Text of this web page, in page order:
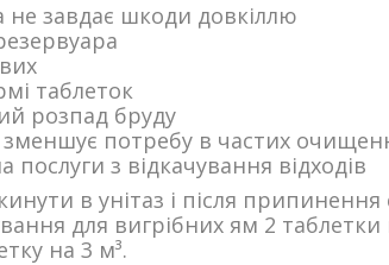
завдає шкоди довкіллю
таблеток
розпад бруду
потребу в частих
з відкачування відходів
в унітаз і після
для вигрібних ям 2 таблетки
на 3 м³.